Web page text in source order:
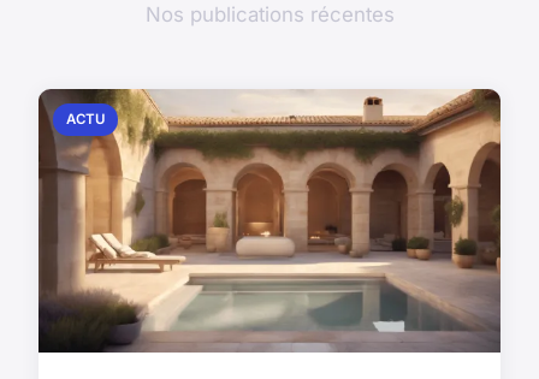
Nos publications récentes
ACTU